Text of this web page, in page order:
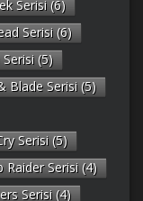
Serisi (6)
Serisi (6)
(5)
Blade Serisi (5)
Serisi (5)
Raider Serisi (4)
Serisi (4)